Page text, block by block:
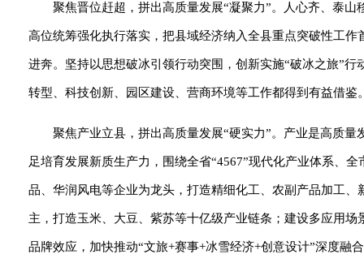
聚焦晋位赶超，拼出高质量发展“凝聚力”。人心齐、泰
高位统筹强化执行落实，把县域经济纳入全县重点突破性工
进奔。坚持以思想破冰引领行动突围，创新实施“破冰之旅”
转型、科技创新、园区建设、营商环境等工作都得到有益借鉴
聚焦产业立县，拼出高质量发展“硬实力”。产业是高质
足培育发展新质生产力，围绕全省“4567”现代化产业体系、
品、华润风电等企业为龙头，打造精细化工、农副产品加工
主，打造玉米、大豆、紫苏等十亿级产业链条；建设多应用
品牌效应，加快推动“文旅+赛事+冰雪经济+创意设计”深度融